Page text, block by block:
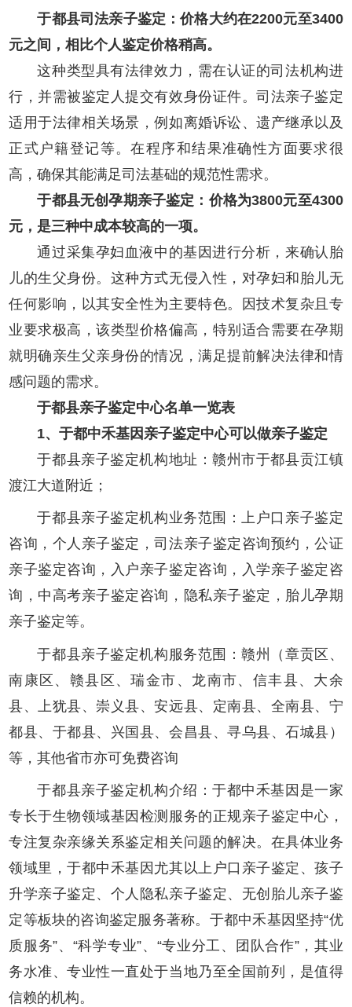
于都县司法亲子鉴定：价格大约在2200元至3400
元之间，相比个人鉴定价格稍高。
这种类型具有法律效力，需在认证的司法机构进
行，并需被鉴定人提交有效身份证件。司法亲子鉴定
适用于法律相关场景，例如离婚诉讼、遗产继承以及
正式户籍登记等。在程序和结果准确性方面要求很
高，确保其能满足司法基础的规范性需求。
于都县无创孕期亲子鉴定：价格为3800元至4300
元，是三种中成本较高的一项。
通过采集孕妇血液中的基因进行分析，来确认胎
儿的生父身份。这种方式无侵入性，对孕妇和胎儿无
任何影响，以其安全性为主要特色。因技术复杂且专
业要求极高，该类型价格偏高，特别适合需要在孕期
就明确亲生父亲身份的情况，满足提前解决法律和情
感问题的需求。
于都县亲子鉴定中心名单一览表
1、于都中禾基因亲子鉴定中心可以做亲子鉴定
于都县亲子鉴定机构地址：赣州市于都县贡江镇
渡江大道附近；
于都县亲子鉴定机构业务范围：上户口亲子鉴定
咨询，个人亲子鉴定，司法亲子鉴定咨询预约，公证
亲子鉴定咨询，入户亲子鉴定咨询，入学亲子鉴定咨
询，中高考亲子鉴定咨询，隐私亲子鉴定，胎儿孕期
亲子鉴定等。
于都县亲子鉴定机构服务范围：赣州（章贡区、
南康区、赣县区、瑞金市、龙南市、信丰县、大余
县、上犹县、崇义县、安远县、定南县、全南县、宁
都县、于都县、兴国县、会昌县、寻乌县、石城县）
等，其他省市亦可免费咨询
于都县亲子鉴定机构介绍：于都中禾基因是一家
专长于生物领域基因检测服务的正规亲子鉴定中心，
专注复杂亲缘关系鉴定相关问题的解决。在具体业务
领域里，于都中禾基因尤其以上户口亲子鉴定、孩子
升学亲子鉴定、个人隐私亲子鉴定、无创胎儿亲子鉴
定等板块的咨询鉴定服务著称。于都中禾基因坚持“优
质服务”、“科学专业”、“专业分工、团队合作”，其业
务水准、专业性一直处于当地乃至全国前列，是值得
信赖的机构。